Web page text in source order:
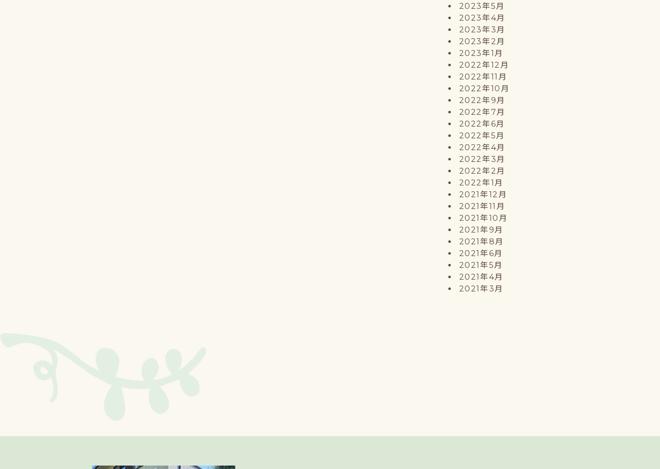
2023年5月
2023年4月
2023年3月
2023年2月
2023年1月
2022年12月
2022年11月
2022年10月
2022年9月
2022年7月
2022年6月
2022年5月
2022年4月
2022年3月
2022年2月
2022年1月
2021年12月
2021年11月
2021年10月
2021年9月
2021年8月
2021年6月
2021年5月
2021年4月
2021年3月